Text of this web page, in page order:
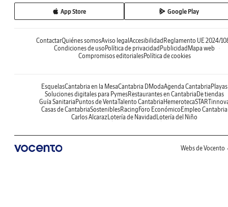
App Store Google Play
ContactarQuiénes somosAviso legal Accesibilidad Reglamento UE 2024/
Condiciones de uso Política de privacidad Publicidad Mapa web
Compromisos editorialesPolítica de cookies
EsquelasCantabria en la MesaCantabria DModaAgenda Cantabria Playas
Soluciones digitales para PymesRestaurantes en Cantabria De tiendas
Guía Sanitaria Puntos de VentaTalento Cantabria Hemeroteca
Casas de CantabriaSosteniblesRacing Foro Económico Empleo Cantabria
Carlos AlcarazLotería de Navidad Lotería del Niño
Webs de Vocento